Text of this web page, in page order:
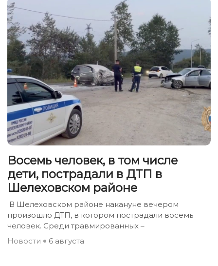
Восемь человек, в том числе
дети, пострадали в ДТП в
Шелеховском районе
В Шелеховском районе накануне вечером
произошло ДТП, в котором пострадали восемь
человек. Среди травмированных –
Новости
6 августа